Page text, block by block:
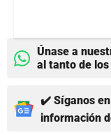
Únase a
al tanto de
✔️ Síganos en
información